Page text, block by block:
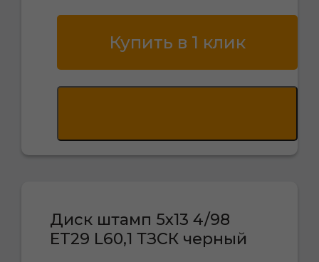
Купить в 1 клик
Диск штамп 5х13 4/98
ET29 L60,1 ТЗСК черный